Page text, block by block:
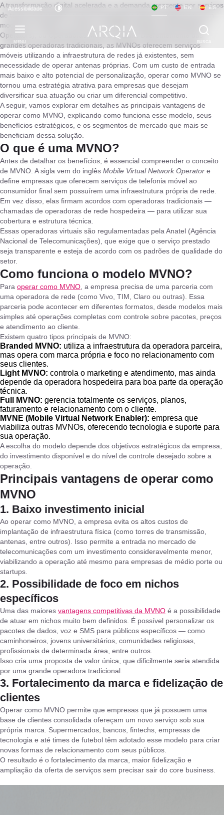
Acessibilidade PT EN ES
MENU BUSCA
A transformação digital acelerada e a demanda crescente por serviços
de telecomunicações mais personalizados abriram espaço para um
modelo de negócios inovador: as MVNOs (Mobile Virtual Network
Operators), ou Operadoras Móveis Virtuais. Diferentemente das
grandes operadoras tradicionais, as MVNOs oferecem serviços
móveis utilizando a infraestrutura de redes já existentes, sem
necessidade de operar antenas próprias. Com um custo de entrada
mais baixo e alto potencial de personalização, operar como MVNO se
tornou uma estratégia atrativa para empresas que desejam
diversificar sua atuação ou criar um diferencial competitivo.
A seguir, vamos explorar em detalhes as principais vantagens de
operar como MVNO, explicando como funciona esse modelo, seus
benefícios estratégicos, e os segmentos de mercado que mais se
beneficiam dessa solução.
O que é uma MVNO?
Antes de detalhar os benefícios, é essencial compreender o conceito
de MVNO. A sigla vem do inglês Mobile Virtual Network Operator e
define empresas que oferecem serviços de telefonia móvel ao
consumidor final sem possuírem uma infraestrutura própria de rede.
Em vez disso, elas firmam acordos com operadoras tradicionais —
chamadas de operadoras de rede hospedeira — para utilizar sua
cobertura e estrutura técnica.
Essas operadoras virtuais são regulamentadas pela Anatel (Agência
Nacional de Telecomunicações), que exige que o serviço prestado
seja transparente e esteja de acordo com os padrões de qualidade do
setor.
Como funciona o modelo MVNO?
Para operar como MVNO , a empresa precisa de uma parceria com
uma operadora de rede (como Vivo, TIM, Claro ou outras). Essa
parceria pode acontecer em diferentes formatos, desde modelos mais
simples até operações completas com controle sobre pacotes, preços
e atendimento ao cliente.
Existem quatro tipos principais de MVNO:
Branded MVNO: utiliza a infraestrutura da operadora parceira,
mas opera com marca própria e foco no relacionamento com
seus clientes.
Light MVNO: controla o marketing e atendimento, mas ainda
depende da operadora hospedeira para boa parte da operação
técnica.
Full MVNO: gerencia totalmente os serviços, planos,
faturamento e relacionamento com o cliente.
MVNE (Mobile Virtual Network Enabler): empresa que
viabiliza outras MVNOs, oferecendo tecnologia e suporte para
sua operação.
A escolha do modelo depende dos objetivos estratégicos da empresa,
do investimento disponível e do nível de controle desejado sobre a
operação.
Principais vantagens de operar como
MVNO
1. Baixo investimento inicial
Ao operar como MVNO, a empresa evita os altos custos de
implantação de infraestrutura física (como torres de transmissão,
antenas, entre outros). Isso permite a entrada no mercado de
telecomunicações com um investimento consideravelmente menor,
viabilizando a operação até mesmo para empresas de médio porte ou
startups.
2. Possibilidade de foco em nichos
específicos
Uma das maiores vantagens competitivas da MVNO é a possibilidade
de atuar em nichos muito bem definidos. É possível personalizar os
pacotes de dados, voz e SMS para públicos específicos — como
caminhoneiros, jovens universitários, comunidades religiosas,
profissionais de determinada área, entre outros.
Isso cria uma proposta de valor única, que dificilmente seria atendida
por uma grande operadora tradicional.
3. Fortalecimento da marca e fidelização de
clientes
Operar como MVNO permite que empresas que já possuem uma
base de clientes consolidada ofereçam um novo serviço sob sua
própria marca. Supermercados, bancos, fintechs, empresas de
tecnologia e até times de futebol têm adotado esse modelo para criar
novas formas de relacionamento com seus públicos.
O resultado é o fortalecimento da marca, maior fidelização e
ampliação da oferta de serviços sem precisar sair do core business.